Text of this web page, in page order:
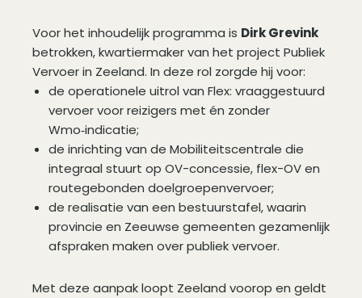
Voor het inhoudelijk programma is Dirk Grevink
betrokken, kwartiermaker van het project Publiek
Vervoer in Zeeland. In deze rol zorgde hij voor:
de operationele uitrol van Flex: vraaggestuurd
vervoer voor reizigers met én zonder
Wmo‑indicatie;
de inrichting van de Mobiliteitscentrale die
integraal stuurt op OV-concessie, flex-OV en
routegebonden doelgroepenvervoer;
de realisatie van een bestuurstafel, waarin
provincie en Zeeuwse gemeenten gezamenlijk
afspraken maken over publiek vervoer.
Met deze aanpak loopt Zeeland voorop en geldt